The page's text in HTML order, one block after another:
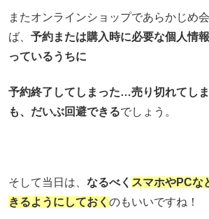
またオンラインショップであらかじめ
ば、 予約または購入時に必要な個人情
っているうちに
予約終了してしまった…売り切れてし
も、だいぶ回避できるでしょう。
そして当日は、 なるべく スマホやPCな
きるようにしておく のもいいですね！